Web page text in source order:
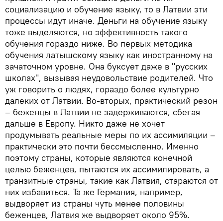
социализацию и обучение языку, то в Латвии эти
процессы идут иначе. Деньги на обучение языку
тоже выделяются, но эффективность такого
обучения гораздо ниже. Во первых методика
обучения латышскому языку как иностранному на
зачаточном уровне. Она буксует даже в "русских
школах", вызывая неудовольствие родителей. Что
уж говорить о людях, гораздо более культурно
далеких от Латвии. Во-вторых, практический резон
– беженцы в Латвии не задерживаются, сбегая
дальше в Европу. Никто даже не хочет
продумывать реальные меры по их ассимиляции –
практически это почти бессмысленно. Именно
поэтому страны, которые являются конечной
целью беженцев, пытаются их ассимилировать, а
транзитные страны, такие как Латвия, стараются от
них избавиться. Та же Германия, например,
выдворяет из страны чуть менее половины
беженцев, Латвия же выдворяет около 95%.